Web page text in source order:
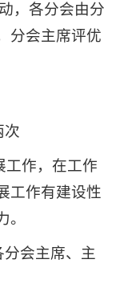
，各分会由分
分会主席评优
次
工作，在工作
工作有建设性
会主席、主